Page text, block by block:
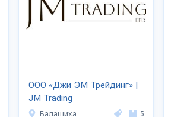
ООО «Джи ЭМ Трейдинг» |
JM Trading
Балашиха 5